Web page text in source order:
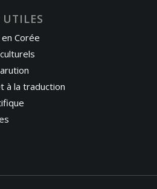
Corée
à la traduction